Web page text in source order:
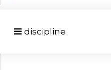
discipline